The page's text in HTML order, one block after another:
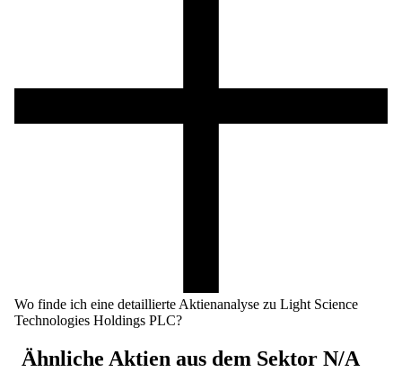
Wo finde ich eine detaillierte Aktienanalyse zu Light Science
Technologies Holdings PLC?
Ähnliche Aktien aus dem Sektor N/A